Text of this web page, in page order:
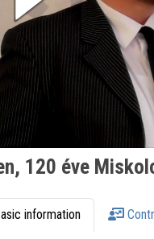
120 éve
information